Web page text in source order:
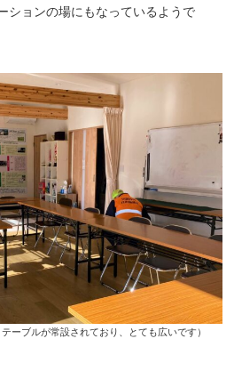
ションの場にもなっているようで
ーブルが常設されており、とても広いです）